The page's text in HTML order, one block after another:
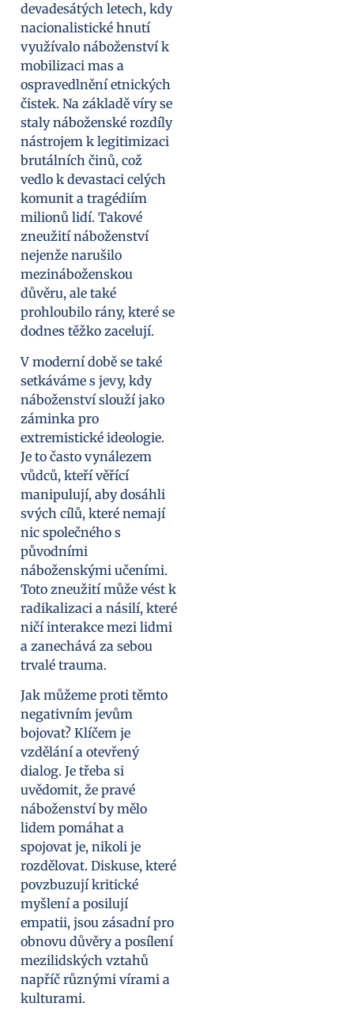
devadesátých letech, kdy
nacionalistické hnutí
využívalo náboženství k
mobilizaci mas a
ospravedlnění etnických
čistek. Na základě víry se
staly náboženské rozdíly
nástrojem k legitimizaci
brutálních činů, což
vedlo k devastaci celých
komunit a tragédiím
milionů lidí. Takové
zneužití náboženství
nejenže narušilo
mezináboženskou
důvěru, ale také
prohloubilo rány, které se
dodnes těžko zacelují.
V moderní době se také
setkáváme s jevy, kdy
náboženství slouží jako
záminka pro
extremistické ideologie.
Je to často vynálezem
vůdců, kteří věřící
manipulují, aby dosáhli
svých cílů, které nemají
nic společného s
původními
náboženskými učeními.
Toto zneužití může vést k
radikalizaci a násilí, které
ničí interakce mezi lidmi
a zanechává za sebou
trvalé trauma.
Jak můžeme proti těmto
negativním jevům
bojovat? Klíčem je
vzdělání a otevřený
dialog. Je třeba si
uvědomit, že pravé
náboženství by mělo
lidem pomáhat a
spojovat je, nikoli je
rozdělovat. Diskuse, které
povzbuzují kritické
myšlení a posilují
empatii, jsou zásadní pro
obnovu důvěry a posílení
mezilidských vztahů
napříč různými vírami a
kulturami.